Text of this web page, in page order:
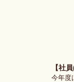
【社
今年度